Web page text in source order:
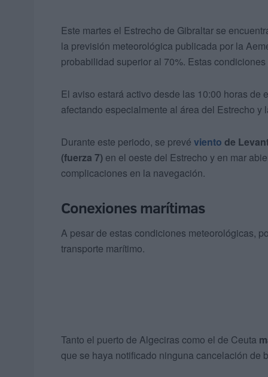
Este martes el Estrecho de Gibraltar se
la previsión meteorológica publicada por la
probabilidad superior al 70%. Estas
El aviso estará activo desde las 10:00 horas de
afectando especialmente al área del Estrecho y
Durante este periodo, se prevé viento de
(fuerza 7) en el oeste del Estrecho y en mar
complicaciones en la navegación.
Conexiones marítimas
A pesar de estas condiciones meteorológicas,
transporte marítimo.
Tanto el puerto de Algeciras como el de Ceuta
que se haya notificado ninguna cancelación de